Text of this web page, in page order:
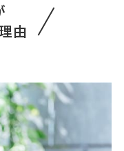
由
士への相談・問合
[御社の業種] 製造業 [会
助成金に強い方。